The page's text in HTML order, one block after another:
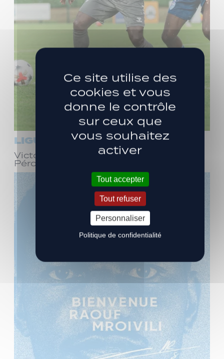
LIGUE 3
Victoire face à Bourg-en-Bresse
Péronnas (1-0)
Ce site utilise des
cookies et vous
donne le contrôle
sur ceux que
vous souhaitez
activer
Tout accepter
Tout refuser
Personnaliser
Politique de confidentialité